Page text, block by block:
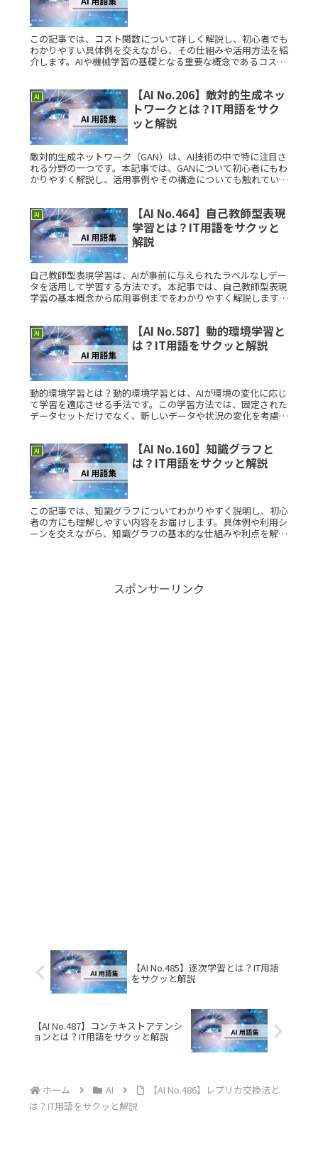
この記事では、コスト関数について詳しく解説し、初心者でも
わかりやすい具体例を交えながら、その仕組みや活用方法を紹
介します。AIや機械学習の基礎となる重要な概念であるコスト
AI
【AI No.206】敵対的生成ネッ
トワークとは？IT用語をサク
ッと解説
敵対的生成ネットワーク（GAN）は、AI技術の中で特に注目さ
れる分野の一つです。本記事では、GANについて初心者にもわ
かりやすく解説し、活用事例やその構造についても触れていき
AI
【AI No.464】自己教師型表現
学習とは？IT用語をサクッと
解説
自己教師型表現学習は、AIが事前に与えられたラベルなしデー
タを活用して学習する方法です。本記事では、自己教師型表現
学習の基本概念から応用事例までをわかりやすく解説します。
AI
【AI No.587】動的環境学習と
は？IT用語をサクッと解説
動的環境学習とは？動的環境学習とは、AIが環境の変化に応じ
て学習を適応させる手法です。この学習方法では、固定された
データセットだけでなく、新しいデータや状況の変化を考慮し
AI
【AI No.160】知識グラフと
は？IT用語をサクッと解説
この記事では、知識グラフについてわかりやすく説明し、初心
者の方にも理解しやすい内容をお届けします。具体例や利用シ
ーンを交えながら、知識グラフの基本的な仕組みや利点を解説
スポンサーリンク
【AI No.485】逐次学習とは？IT用語
をサクッと解説
【AI No.487】コンテキストアテンシ
ョンとは？IT用語をサクッと解説
ホーム AI
【AI No.486】レプリカ交換法と
は？IT用語をサクッと解説